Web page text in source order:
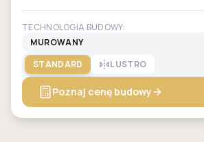
TECHNOLOGIA BUDOWY:
MUROWANY
STANDARD
LUSTRO
Poznaj cenę budowy